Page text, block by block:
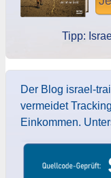
Tipp: Israel
Der Blog israel-
vermeidet
Einkommen.